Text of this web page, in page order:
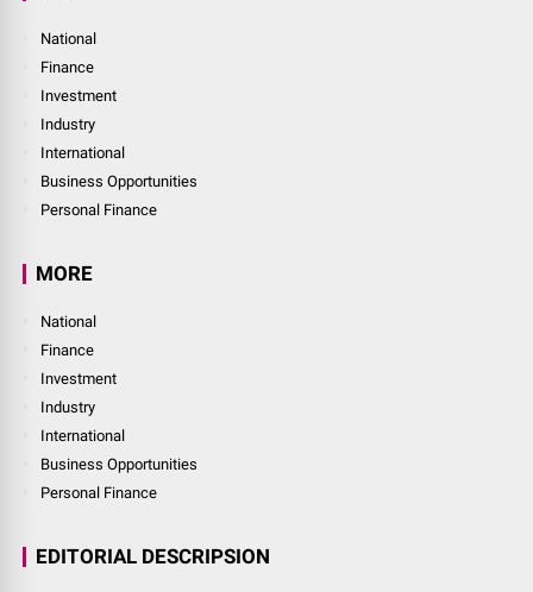
National
Finance
Investment
Industry
International
Business Opportunities
Personal Finance
MORE
National
Finance
Investment
Industry
International
Business Opportunities
Personal Finance
EDITORIAL DESCRIPSION